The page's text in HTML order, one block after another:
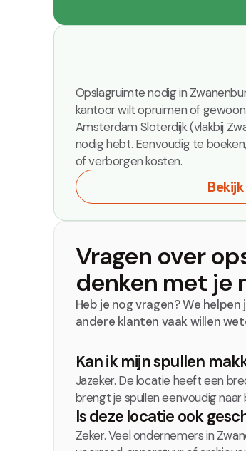
Opslagruimte nodig in
kantoor wilt opruimen of
Amsterdam Sloterdijk (vlakbij
nodig hebt. Eenvoudig te
of verborgen kosten.
Vragen over
denken met je
Heb je nog vragen? We
andere klanten vaak willen
Kan ik mijn spullen
Jazeker. De locatie heeft een
brengt je spullen eenvoudig naar
Is deze locatie ook
Zeker. Veel ondernemers in